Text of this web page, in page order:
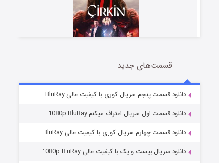
سریال زشت
قسمت۵ (زیرنویس) منتشر شد
قسمت‌های جدید
دانلود قسمت پنجم سریال کوری با کیفیت عالی BluRay
دانلود قسمت اول سریال اعتراف میکنم 1080p BluRay
دانلود قسمت چهارم سریال کوری با کیفیت عالی BluRay
دانلود سریال بیست و یک با کیفیت عالی 1080p BluRay